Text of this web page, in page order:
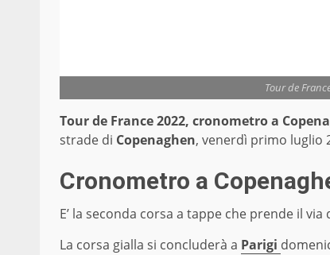
Tour de
Tour de France 2022, cronometro a
strade di Copenaghen, venerdì primo luglio
Cronometro a
E’ la seconda corsa a tappe che prende il via
La corsa gialla si concluderà a Parigi